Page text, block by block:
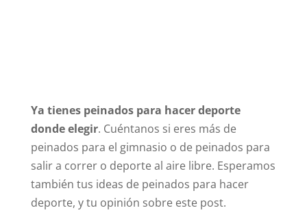
Ya tienes peinados para hacer deporte
donde elegir. Cuéntanos si eres más de
peinados para el gimnasio o de peinados para
salir a correr o deporte al aire libre. Esperamos
también tus ideas de peinados para hacer
deporte, y tu opinión sobre este post.